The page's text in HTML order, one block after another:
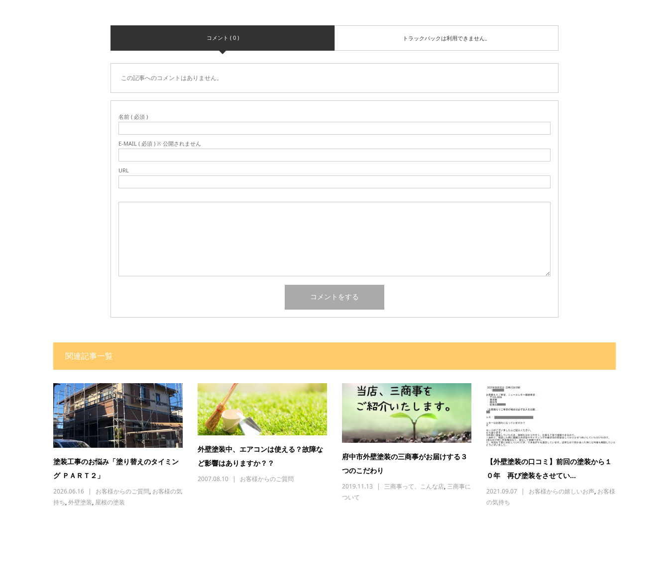
コメント ( 0 ) トラックバックは利用できません。
この記事へのコメントはありません。
名前 ( 必須 )
E-MAIL ( 必須 ) ※ 公開されません
URL
関連記事一覧
塗装工事のお悩み「塗り替えのタイミン
グ ＰＡＲＴ２」
2026.06.16 お客様からのご質問, お客様の気
持ち,外壁塗装, 屋根の塗装
外壁塗装中、エアコンは使える？故障な
ど影響はありますか？？
2007.08.10 お客様からのご質問
府中市外壁塗装の三商事がお届けする３
つのこだわり
2019.11.13 三商事って、こんな店,三商事に
ついて
【外壁塗装の口コミ】前回の塗装から１
０年 再び塗装をさせてい...
2021.09.07 お客様からの嬉しいお声, お客様
の気持ち